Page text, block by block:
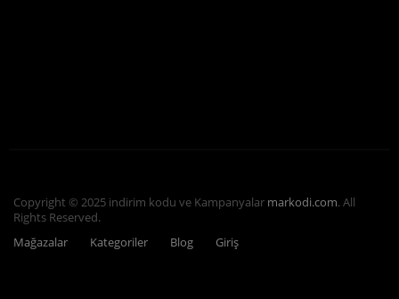
Copyright © 2025 indirim kodu ve Kampanyalar markodi.com. All
Rights Reserved.
Mağazalar
Kategoriler Blog Giriş